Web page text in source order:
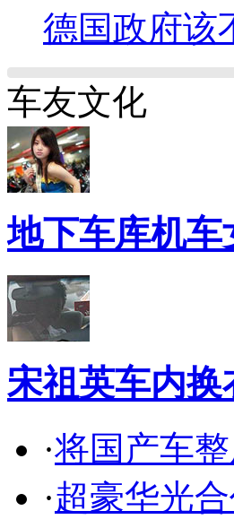
德国政府该
车友文化
地下车库机车
宋祖英车内换
·将国产车
·超豪华光